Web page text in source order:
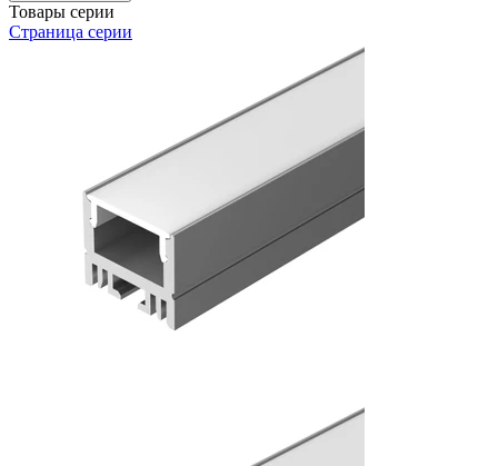
Товары серии
Страница серии